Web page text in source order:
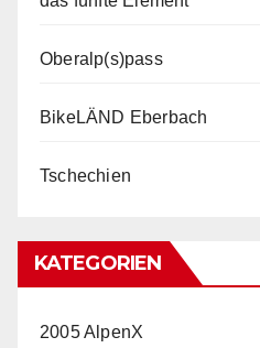
Oberalp(s)pass
BikeLÄND Eberbach
Tschechien
KATEGORIEN
2005 AlpenX